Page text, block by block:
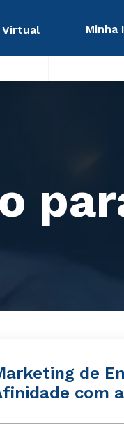
Virtual Minha
de
com